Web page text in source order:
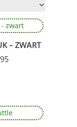
– ZWART